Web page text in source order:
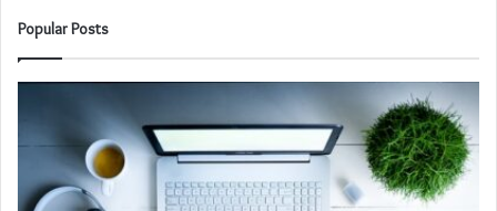
Popular Posts